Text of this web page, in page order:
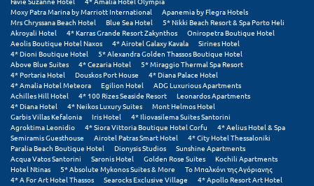
Μέτσοβο
Μήλος
Μονεμβασιά
Μουζάκι
Μπαλί Κρήτης
Μπάνσκο
Μπούκα Μεσσηνίας
Moxy Patra Marina by Marriott International
Apanemia by Flegra Hotels
Mrs Chryssana Beach Hotel
Blue Sea Hotel
5* Nikki Beach Resort & Spa Porto Heli
Akroyali Hotel
4* Karras Grande Resort Zakynthos
Oniropetra Boutique Hotel
Aeolis Boutique Hotel Naxos
4* Airotel Galaxy Kavala
Sirines Hotel
4* Dioni Boutique Hotel
5* Alexandra Golden Thassos Boutique Hotel
Above Blue Suites
4* Cezaria Hotel
5* Miraggio Thermal Spa Resort
4* Portaria Hotel
Douskos Port House
4* Diana Palace Hotel
4* Amalia Hotel Meteora
Egilion Hotel
ADG Luxurious Apartments
Achilles Hill Hotel
4* 100 Rizes Seaside Resort
Leonardos Apartments
4* Diana Hotel
4* Neikos Luxury Suites
Mont Helmos Hotel
Garbis Villas Kefalonia
Iris Hotel
4* Iliovasilema Suites Santorini
Agroktima Leonidio
4* Siora Vittoria Boutique Hotel Corfu
4* Aelius Hotel & Spa
Semiramis Guesthouse
Airotel Patras Smart Hotel
4* City Hotel Thessaloniki
Paralia Beach Boutique Hotel
Dionysis Studios
Sunshine Apartments
Acqua Vatos Santorini
Saronis Hotel Golden Rose Suites
Kochili Apartments
Hotel Ntinas
5* Absolute Mykonos Suites & More
Το Μπαλκόνι της Αγόριανης
4* A For Art Hotel Thassos
Searocks Exclusive Village
4* Apollo Resort Art Hotel